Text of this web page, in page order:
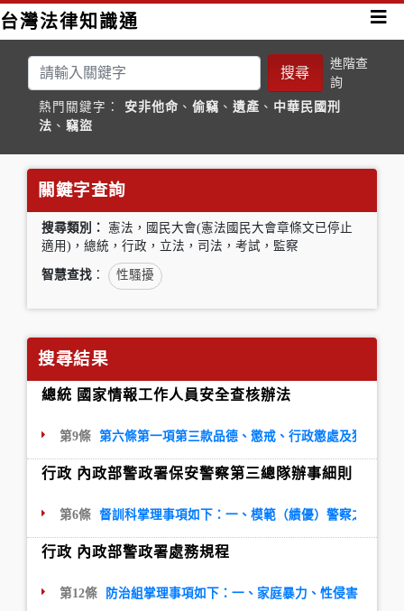
台灣法律知識通
搜尋
進階查
詢
熱門關鍵字： 安非他命 、 偷竊 、 遺產 、 中華民國刑
法 、 竊盜
關鍵字查詢
搜尋類別：
憲法，國民大會(憲法國民大會章條文已停止
適用)，總統，行政，立法，司法，考試，監察
智慧查找 ： 性騷擾
搜尋結果
總統 國家情報工作人員安全查核辦法
第9條 第六條第一項第三款品德、懲戒、行政懲處及犯罪資
行政 內政部警政署保安警察第三總隊辦事細則
第6條 督訓科掌理事項如下：一、模範（績優）警察之遴薦
行政 內政部警政署處務規程
第12條 防治組掌理事項如下：一、家庭暴力、性侵害、性